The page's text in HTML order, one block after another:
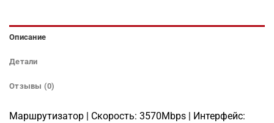
Описание
Детали
Отзывы (0)
Маршрутизатор | Скорость: 3570Mbps | Интерфейс: